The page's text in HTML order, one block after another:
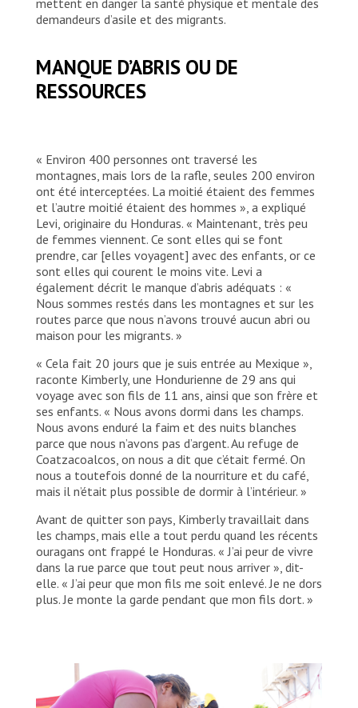
Yesika Ocampo/MSF
demandeurs d’asile et des migrants.
MANQUE D’ABRIS OU DE
RESSOURCES
« Environ 400 personnes ont traversé les
montagnes, mais lors de la rafle, seules 200 environ
ont été interceptées. La moitié étaient des femmes
et l’autre moitié étaient des hommes », a expliqué
Levi, originaire du Honduras. « Maintenant, très peu
de femmes viennent. Ce sont elles qui se font
prendre, car [elles voyagent] avec des enfants, or ce
sont elles qui courent le moins vite. Levi a
également décrit le manque d’abris adéquats : «
Nous sommes restés dans les montagnes et sur les
routes parce que nous n’avons trouvé aucun abri ou
maison pour les migrants. »
« Cela fait 20 jours que je suis entrée au Mexique »,
raconte Kimberly, une Hondurienne de 29 ans qui
voyage avec son fils de 11 ans, ainsi que son frère et
ses enfants. « Nous avons dormi dans les champs.
Nous avons enduré la faim et des nuits blanches
parce que nous n’avons pas d’argent. Au refuge de
Coatzacoalcos, on nous a dit que c’était fermé. On
nous a toutefois donné de la nourriture et du café,
mais il n’était plus possible de dormir à l’intérieur. »
Avant de quitter son pays, Kimberly travaillait dans
les champs, mais elle a tout perdu quand les récents
ouragans ont frappé le Honduras. « J’ai peur de vivre
dans la rue parce que tout peut nous arriver », dit-
elle. « J’ai peur que mon fils me soit enlevé. Je ne dors
plus. Je monte la garde pendant que mon fils dort. »